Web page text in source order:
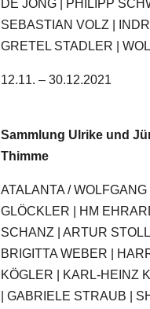
DE JONG | PHILIPP
SEBASTIAN VOLZ |
GRETEL STADLER |
12.11. – 30.12.2021
Sammlung Ulrike und
Thimme
ATALANTA / WOLFGANG
GLÖCKLER | HM
SCHANZ | ARTUR STOLL |
BRIGITTA WEBER |
KÖGLER | KARL-HEINZ
| GABRIELE STRAUB |